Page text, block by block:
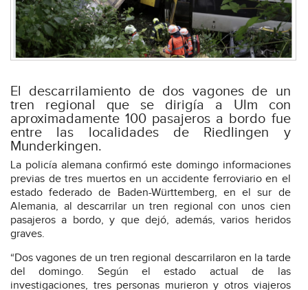
El descarrilamiento de dos vagones de un
tren regional que se dirigía a Ulm con
aproximadamente 100 pasajeros a bordo fue
entre las localidades de Riedlingen y
Munderkingen.
La policía alemana confirmó este domingo informaciones
previas de tres muertos en un accidente ferroviario en el
estado federado de Baden-Württemberg, en el sur de
Alemania, al descarrilar un tren regional con unos cien
pasajeros a bordo, y que dejó, además, varios heridos
graves.
“Dos vagones de un tren regional descarrilaron en la tarde
del domingo. Según el estado actual de las
investigaciones, tres personas murieron y otros viajeros